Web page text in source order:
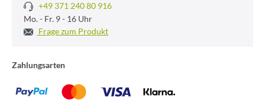
+49 371 240 80 916
Mo. - Fr. 9 - 16 Uhr
Frage zum Produkt
Zahlungsarten